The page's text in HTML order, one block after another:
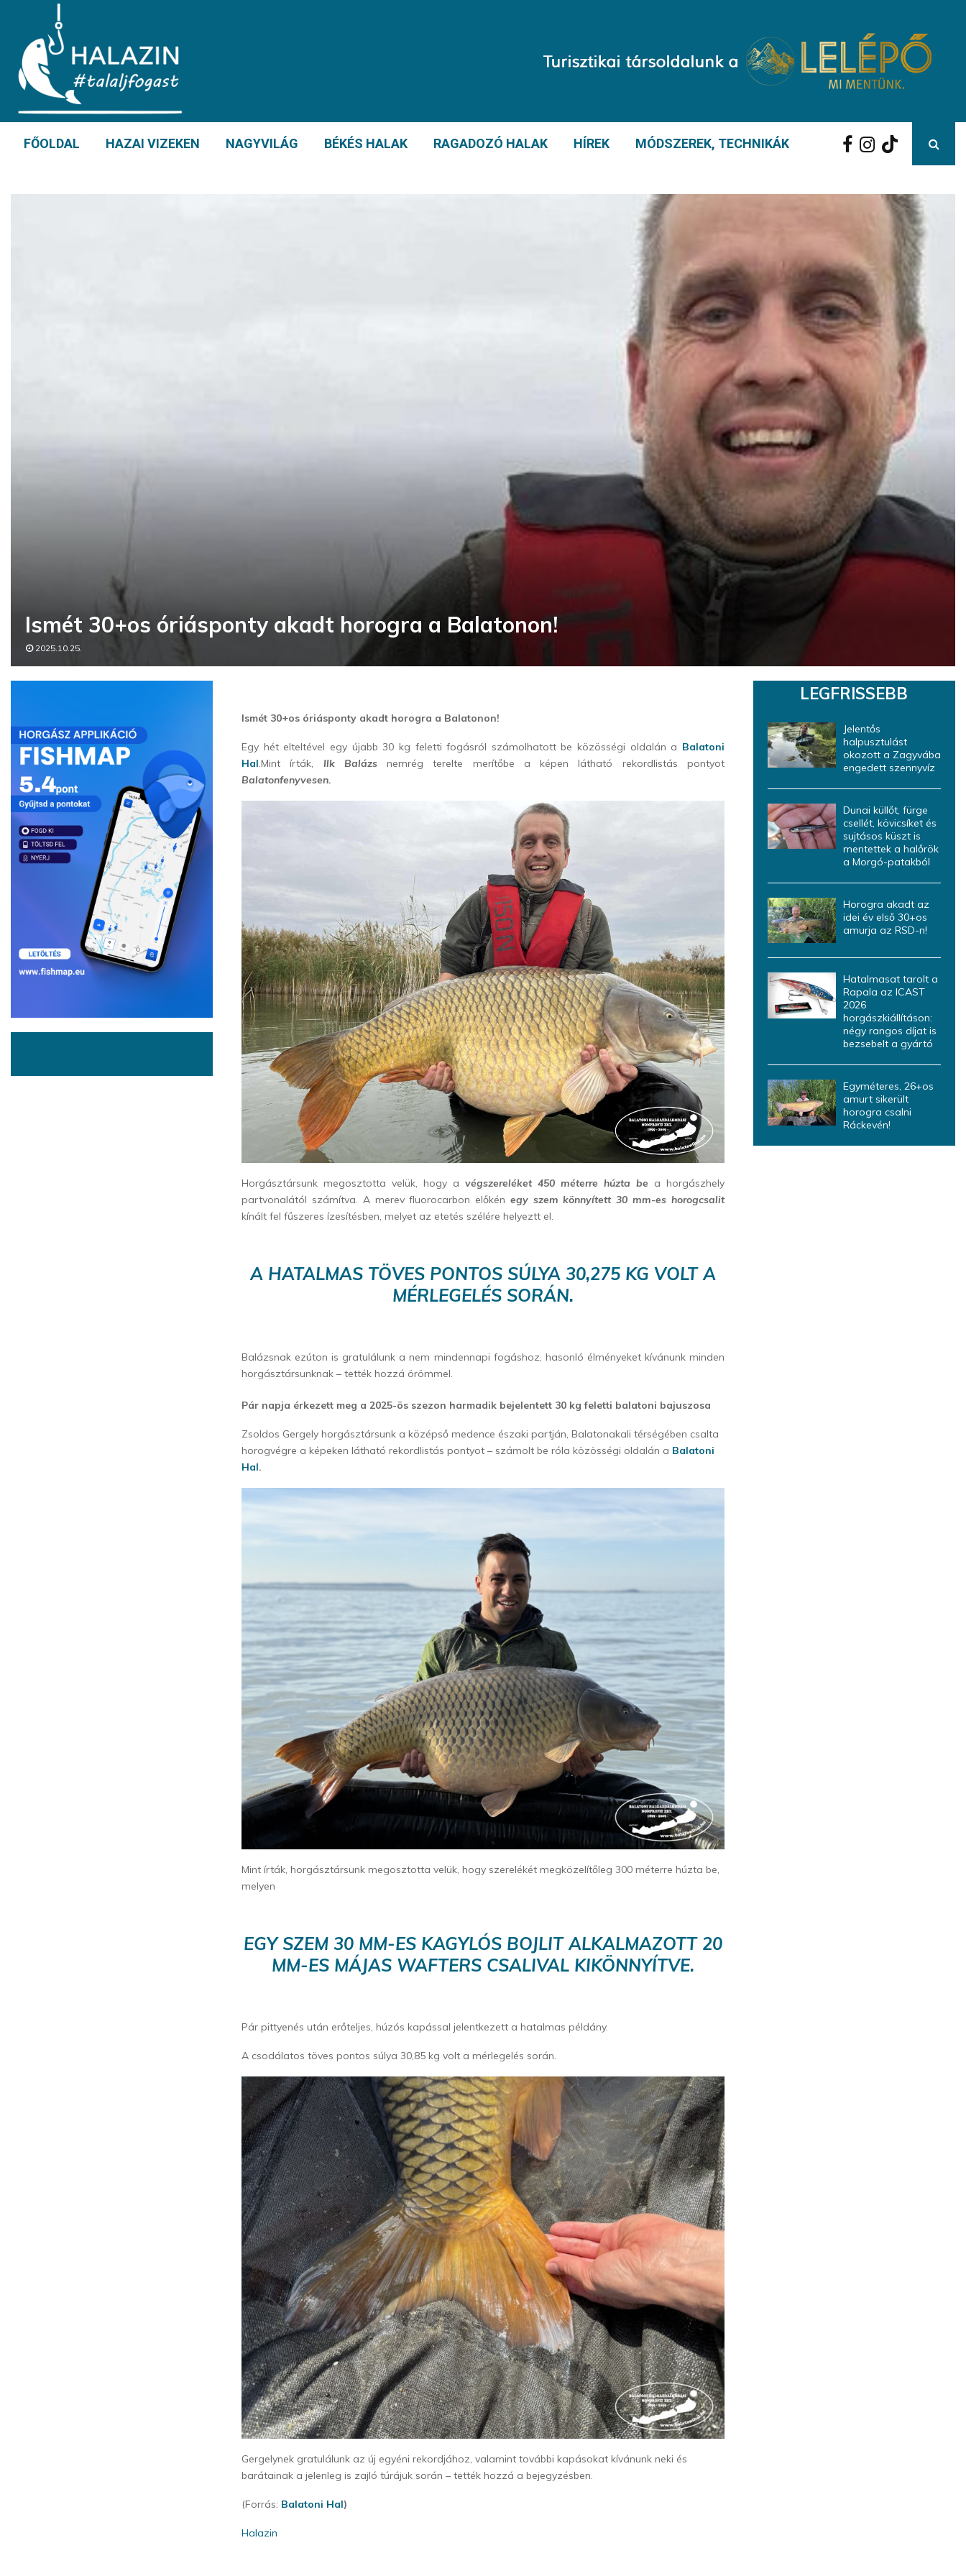
FŐOLDAL HAZAI VIZEKEN NAGYVILÁG BÉKÉS HALAK RAGADOZÓ HALAK HÍREK MÓDSZEREK, TECHNIKÁK
Ismét 30+os óriásponty akadt horogra a Balatonon!
2025.10.25.
Ismét 30+os óriásponty akadt horogra a Balatonon!
Egy hét elteltével egy újabb 30 kg feletti fogásról számolhatott be közösségi oldalán a Balatoni
Hal.Mint írták, Ilk Balázsnemrég terelte merítőbe a képen látható rekordlistás pontyot
Balatonfenyvesen.
Horgásztársunk megosztotta velük, hogy a végszereléket 450 méterre húzta be a horgászhely
partvonalától számítva. A merev fluorocarbon előkén egy szem könnyített 30 mm-es horogcsalit
kínált fel fűszeres ízesítésben, melyet az etetés szélére helyeztt el.
A HATALMAS TÖVES PONTOS SÚLYA 30,275 KG VOLT A
MÉRLEGELÉS SORÁN.
Balázsnak ezúton is gratulálunk a nem mindennapi fogáshoz, hasonló élményeket kívánunk minden
horgásztársunknak – tették hozzá örömmel.
Pár napja érkezett meg a 2025-ös szezon harmadik bejelentett 30 kg feletti balatoni bajuszosa
Zsoldos Gergely horgásztársunk a középső medence északi partján, Balatonakali térségében csalta
horogvégre a képeken látható rekordlistás pontyot – számolt be róla közösségi oldalán a Balatoni
Hal.
Mint írták, horgásztársunk megosztotta velük, hogy szerelékét megközelítőleg 300 méterre húzta be,
melyen
EGY SZEM 30 MM-ES KAGYLÓS BOJLIT ALKALMAZOTT 20
MM-ES MÁJAS WAFTERS CSALIVAL KIKÖNNYÍTVE.
Pár pittyenés után erőteljes, húzós kapással jelentkezett a hatalmas példány.
A csodálatos töves pontos súlya 30,85 kg volt a mérlegelés során.
Gergelynek gratulálunk az új egyéni rekordjához, valamint további kapásokat kívánunk neki és
barátainak a jelenleg is zajló túrájuk során – tették hozzá a bejegyzésben.
(Forrás: Balatoni Hal)
Halazin
LEGFRISSEBB
Jelentős
halpusztulást
okozott a Zagyvába
engedett szennyvíz
Dunai küllőt, fürge
csellét, kövicsíket és
sujtásos küszt is
mentettek a halőrök
a Morgó-patakból
Horogra akadt az
idei év első 30+os
amurja az RSD-n!
Hatalmasat tarolt a
Rapala az ICAST
2026
horgászkiállításon:
négy rangos díjat is
bezsebelt a gyártó
Egyméteres, 26+os
amurt sikerült
horogra csalni
Ráckevén!